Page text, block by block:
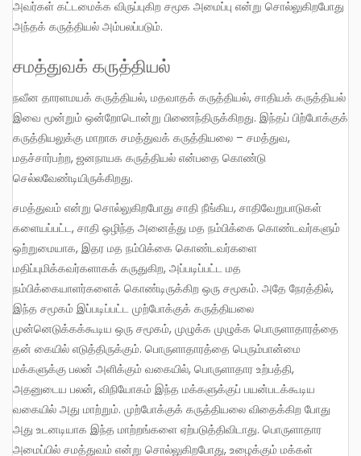
அவர்கள் கட்டமைக்க விருப்புகிற சமூக அமைப்பு என்று சொல்லுகிறபோது
அந்தக் கருத்தியல் அம்பலப்படும்.
சமத்துவக் கருத்தியல்
நவீன தாரளமயக் கருத்தியல், மதவாதக் கருத்தியல், சாதியக் கருத்தியல்
இவை மூன்றும் ஒன்றோடொன்று பிணைந்திருக்கிறது. இந்தப் பிற்போக்குக்
கருத்தியலுக்கு மாறாக சமத்துவக் கருத்தியலை – சமத்துவ,
மதச்சார்பற்ற, ஜனநாயக கருத்தியல் என்பதை கொண்டு
செல்லவேண்டியிருக்கிறது.
சமத்துவம் என்று சொல்லுகிறபோது சாதி நீங்கிய, சாதிவேறுபாடுகள்
களையப்பட்ட, சாதி ஒழிந்த அனைத்து மத நம்பிக்கை கொண்டவர்களும்
ஒற்றுமையாக, இதர மத நம்பிக்கை கொண்டவர்களை
மதிப்புமிக்கவர்களாகக் கருதுகிற, அப்படிப்பட்ட மத
நம்பிக்கையாளர்களைக் கொண்டிருக்கிற ஒரு சமூகம். அதே நேரத்தில்,
இந்த சமூகம் இப்படிப்பட்ட முற்போக்குக் கருத்தியலை
முன்னெடுக்கக்கூடிய ஒரு சமூகம், முழுக்க முழுக்க பொருளாதாரத்தை
தன் கையில் எடுத்திருக்கும். பொருளாதாரத்தை பெரும்பான்மை
மக்களுக்கு பலன் அளிக்கும் வகையில், பொருளாதார உற்பத்தி,
அதனுடைய பலன், விநியோகம் இந்த மக்களுக்குப் பயன்படக்கூடிய
வகையில் அது மாற்றும். முற்போக்குக் கருத்தியலை விதைக்கிற போது
அது உடனடியாக இந்த மாற்றங்களை ஏற்படுத்திவிடாது. பொருளாதார
அமைப்பில் சமத்துவம் என்று சொல்லுகிறபோது, உழைக்கும் மக்கள்